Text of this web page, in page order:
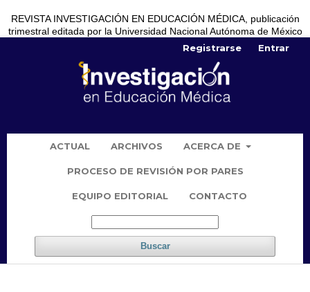
REVISTA INVESTIGACIÓN EN EDUCACIÓN MÉDICA, publicación
trimestral editada por la Universidad Nacional Autónoma de México
ACTUAL ARCHIVOS ACERCA DE
PROCESO DE REVISIÓN POR PARES
EQUIPO EDITORIAL CONTACTO
Buscar
Registrarse Entrar